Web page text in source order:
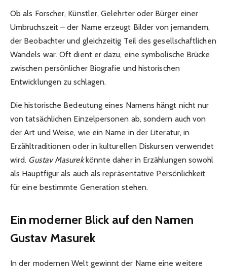
Ob als Forscher, Künstler, Gelehrter oder Bürger einer
Umbruchszeit – der Name erzeugt Bilder von jemandem,
der Beobachter und gleichzeitig Teil des gesellschaftlichen
Wandels war. Oft dient er dazu, eine symbolische Brücke
zwischen persönlicher Biografie und historischen
Entwicklungen zu schlagen.
Die historische Bedeutung eines Namens hängt nicht nur
von tatsächlichen Einzelpersonen ab, sondern auch von
der Art und Weise, wie ein Name in der Literatur, in
Erzähltraditionen oder in kulturellen Diskursen verwendet
wird. Gustav Masurekkönnte daher in Erzählungen sowohl
als Hauptfigur als auch als repräsentative Persönlichkeit
für eine bestimmte Generation stehen.
Ein moderner Blick auf den Namen
Gustav Masurek
In der modernen Welt gewinnt der Name eine weitere